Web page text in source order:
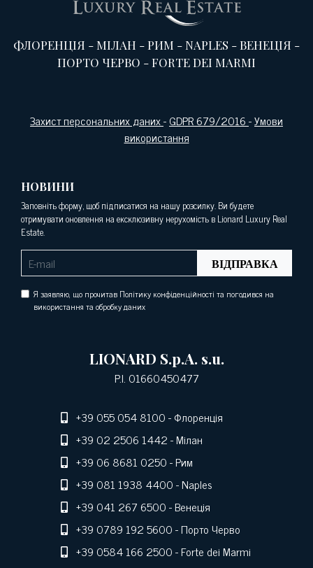
ФЛОРЕНЦІЯ -МІЛАН -РИМ -NAPLES -ВЕНЕЦІЯ -
ПОРТО ЧЕРВО -FORTE DEI MARMI
Захист персональних даних-GDPR 679/2016-Умови
використання
НОВИНИ
Заповніть форму, щоб підписатися на нашу розсилку. Ви будете
отримувати оновлення на ексклюзивну нерухомість в Lionard Luxury Real
Estate.
ВІДПРАВКА
Я заявляю, що прочитав Політику конфіденційності та погодився на
використання та обробку даних
LIONARD S.p.A. s.u.
P.I. 01660450477
+39 055 054 8100- Флоренція
+39 02 2506 1442- Мілан
+39 06 8681 0250- Рим
+39 081 1938 4400- Naples
+39 041 267 6500- Венеція
+39 0789 192 5600- Порто Черво
+39 0584 166 2500- Forte dei Marmi